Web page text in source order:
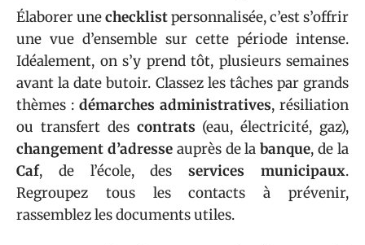
Élaborer unechecklistpersonnalisée, c’est s’offrir
une vue d’ensemble sur cette période intense.
Idéalement, on s’y prend tôt, plusieurs semaines
avant la date butoir. Classez les tâches par grands
thèmes : démarches administratives, résiliation
ou transfert des contrats (eau, électricité, gaz),
changement d’adresseauprès de labanque, de la
Caf, de l’école, desservices municipaux.
Regroupez tous les contacts à prévenir,
rassemblez les documents utiles.